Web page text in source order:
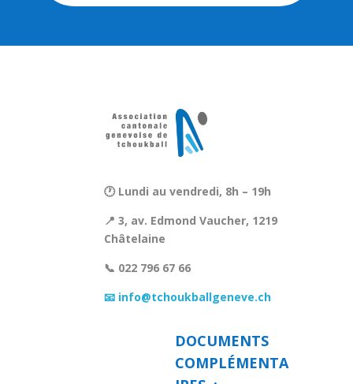
🕐 Lundi au vendredi, 8h – 19h
📍 3, av. Edmond Vaucher, 1219
Châtelaine
📞 022 796 67 66
📧 info@tchoukballgeneve.ch
DOCUMENTS
COMPLÉMENTA